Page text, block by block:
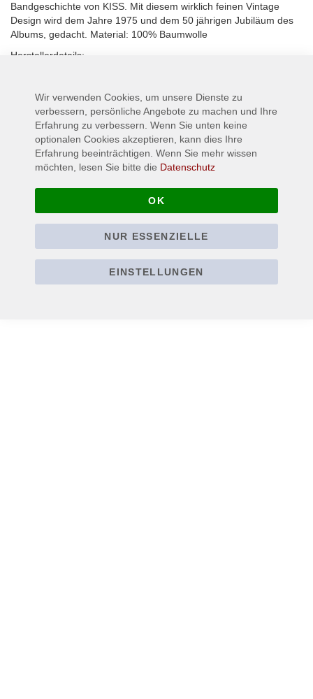
Bandgeschichte von KISS. Mit diesem wirklich feinen Vintage
Design wird dem Jahre 1975 und dem 50 jährigen Jubiläum des
Albums, gedacht. Material: 100% Baumwolle
Herstellerdetails:
10245 Berlin
Germany
www.bravado.de
Verantwortlicher Wirtschaftsakteur EU:
Sanderstraße 210
www.mam-online.com
Wir verwenden Cookies, um unsere Dienste zu
verbessern, persönliche Angebote zu machen und Ihre
Erfahrung zu verbessern. Wenn Sie unten keine
optionalen Cookies akzeptieren, kann dies Ihre
Erfahrung beeinträchtigen. Wenn Sie mehr wissen
möchten, lesen Sie bitte die Datenschutz
OK
NUR ESSENZIELLE
EINSTELLUNGEN